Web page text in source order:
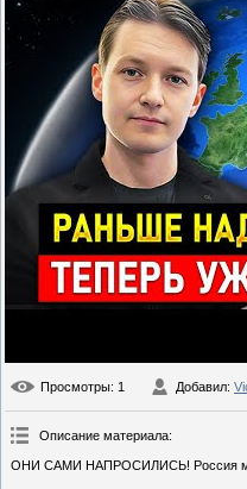
Просмотры: 1 Добавил:
Описание материала:
ОНИ САМИ НАПРОСИЛИСЬ! Россия